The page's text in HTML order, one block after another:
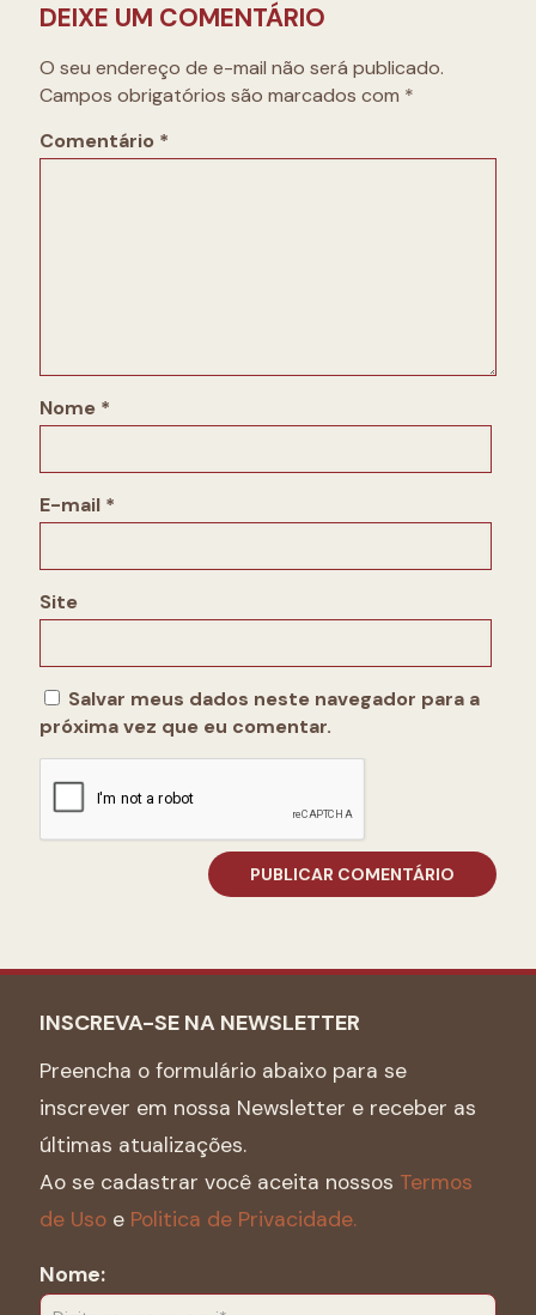
DEIXE UM COMENTÁRIO
O seu endereço de e-mail não será publicado.
Campos obrigatórios são marcados com *
Comentário *
Nome *
E-mail *
Site
Salvar meus dados neste navegador para a
próxima vez que eu comentar.
INSCREVA-SE NA NEWSLETTER
Preencha o formulário abaixo para se
inscrever em nossa Newsletter e receber as
últimas atualizações.
Ao se cadastrar você aceita nossos Termos
de Uso e Politica de Privacidade.
Nome: